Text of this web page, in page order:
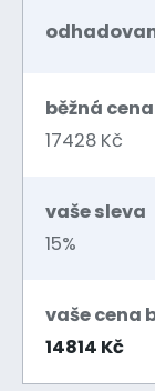
běžná cena
17428 Kč
vaše sleva
15%
vaše cena
14814 Kč